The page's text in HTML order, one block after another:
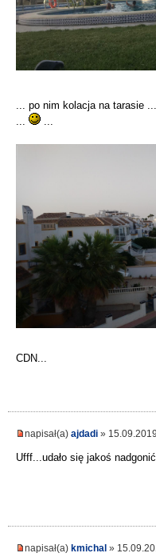
... po nim kolacja na tarasie ...
...
...
CDN...
napisał(a) ajdadi »
Ufff...udało się jakoś
napisał(a) kmichal »